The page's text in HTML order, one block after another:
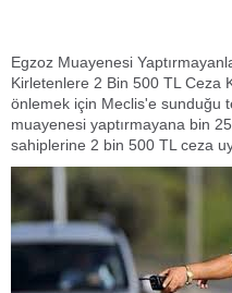
Egzoz Muayenesi
Kirletenlere 2 Bin 500 TL Ceza
önlemek için Meclis'e sunduğu
muayenesi yaptırmayana bin
sahiplerine 2 bin 500 TL ceza